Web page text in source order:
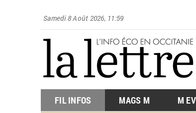
Samedi 8 Août 2026, 11:59
FIL INFOS MAGS M M